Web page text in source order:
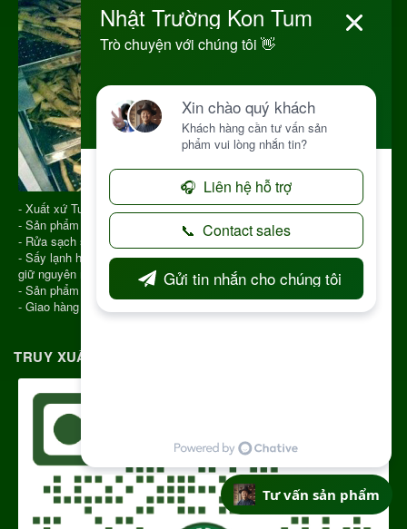
- Xuất xứ Tu Mơ Rông Kon Tum
- Sản phẩm được chọn phẩm chất tốt
- Rửa sạch sau đó cho vào Sấy Lạnh
- Sấy lạnh hiện nay là công nghệ hiện đại để sấy khô dược liệu giúp
giữ nguyên màu sắc, hương vị, chất lượng
- Sản phẩm hút chân không
- Giao hàng COD toàn quốc
TRUY XUẤT NGUỒN GỐC RÕ RÀNG
Tư vấn sản phẩm